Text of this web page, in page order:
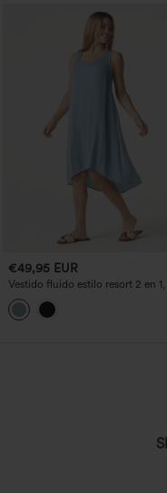
€49,95 EUR
Vestido fluido estilo resort 2 en
escote redondo, sin mangas y bajo
asimétrico (más corto delante y
largo detrás)